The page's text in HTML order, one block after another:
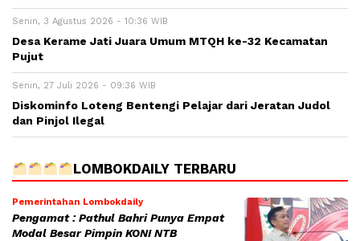
Senin, 3 Agustus 2026 - 10:36 WIB
Desa Kerame Jati Juara Umum MTQH ke-32 Kecamatan
Pujut
Senin, 27 Juli 2026 - 09:36 WIB
Diskominfo Loteng Bentengi Pelajar dari Jeratan Judol
dan Pinjol Ilegal
LOMBOKDAILY TERBARU
Pemerintahan Lombokdaily
Pengamat : Pathul Bahri Punya Empat
Modal Besar Pimpin KONI NTB